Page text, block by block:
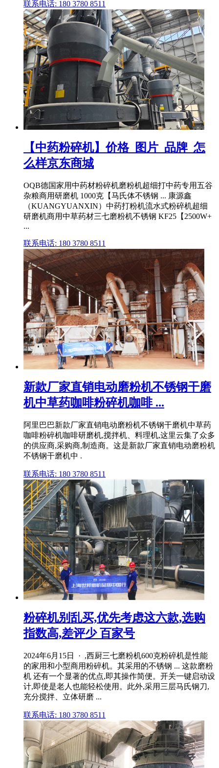
联系电话: 180 3780 8511
【中药粉碎机】价格_图片_品牌_怎
么样京东商城
OQB德国家用中药材粉碎机磨粉机超细打中药专用五谷
杂粮商用研磨机 1000克【马氏体不锈钢 ... 康源鑫
（KUANGYUANXIN）中药打粉机流水式粉碎机超细
研磨机商用中草药材三七磨粉机不锈钢 KF25【2500W+
...
联系电话: 180 3780 8511
新款厂家直销电动磨粉机不锈钢干磨
机中草药咖啡粉碎机咖啡 ...
阿里巴巴新款厂家直销电动磨粉机不锈钢干磨机中草药
咖啡粉碎机咖啡研磨机,搅拌机、料理机,这里云集了众多
的供应商,采购商,制造商。这是新款厂家直销电动磨粉机
不锈钢干磨机中 .
联系电话: 180 3780 8511
粉碎机别乱买,优先考虑这六款,选购
指数高,差评少 百家号
2024年6月15日 · ,西厨三七磨粉机600克粉碎机是性能
的家用和小型商用粉碎机。其采用的不锈钢 ... 这款磨粉
机 还有一个显著的优点,即其操作简便。开关一键启动设
计,即使是老人也能轻松使用。此外,采用三层马氏钢刀,
充分搅拌、立体研磨 ...
联系电话: 180 3780 8511